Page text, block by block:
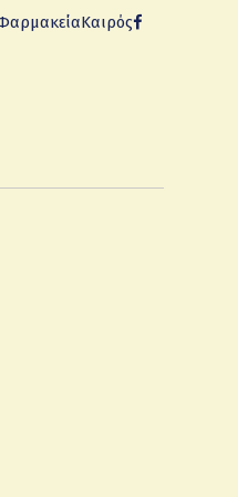
Καιρός